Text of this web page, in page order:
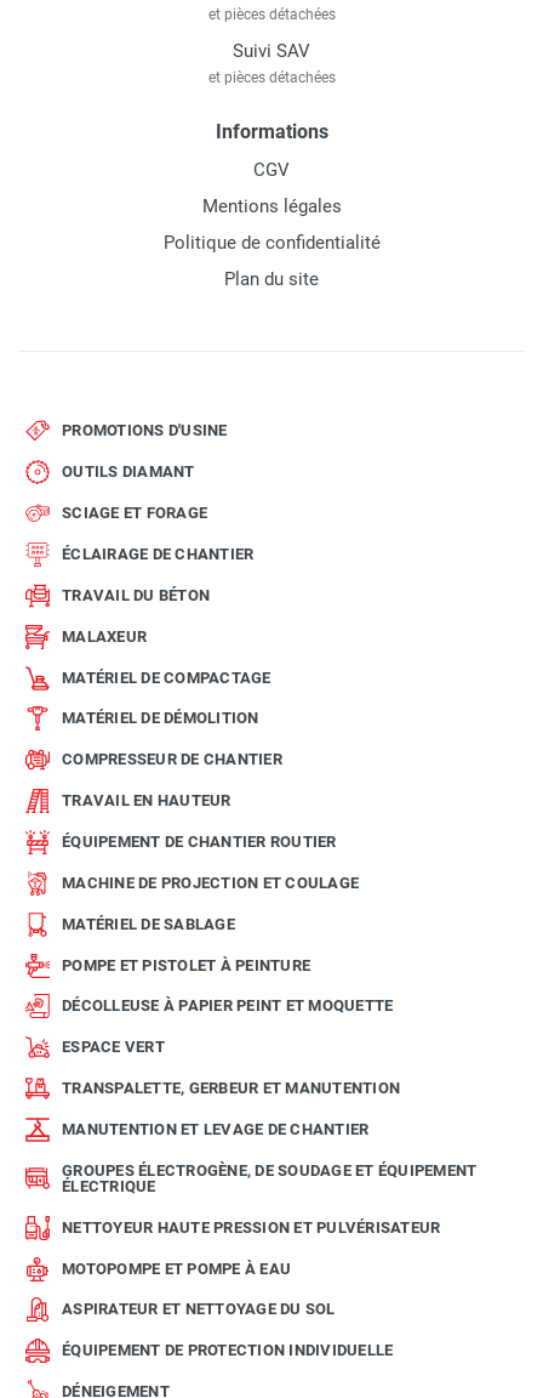
et pièces détachées
Suivi SAV
et pièces détachées
Informations
CGV
Mentions légales
Politique de confidentialité
Plan du site
PROMOTIONS D'USINE
OUTILS DIAMANT
SCIAGE ET FORAGE
ÉCLAIRAGE DE CHANTIER
TRAVAIL DU BÉTON
MALAXEUR
MATÉRIEL DE COMPACTAGE
MATÉRIEL DE DÉMOLITION
COMPRESSEUR DE CHANTIER
TRAVAIL EN HAUTEUR
ÉQUIPEMENT DE CHANTIER ROUTIER
MACHINE DE PROJECTION ET COULAGE
MATÉRIEL DE SABLAGE
POMPE ET PISTOLET À PEINTURE
DÉCOLLEUSE À PAPIER PEINT ET MOQUETTE
ESPACE VERT
TRANSPALETTE, GERBEUR ET MANUTENTION
MANUTENTION ET LEVAGE DE CHANTIER
GROUPES ÉLECTROGÈNE, DE SOUDAGE ET ÉQUIPEMENT
ÉLECTRIQUE
NETTOYEUR HAUTE PRESSION ET PULVÉRISATEUR
MOTOPOMPE ET POMPE À EAU
ASPIRATEUR ET NETTOYAGE DU SOL
ÉQUIPEMENT DE PROTECTION INDIVIDUELLE
DÉNEIGEMENT